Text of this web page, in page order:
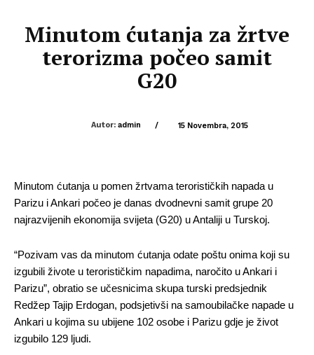
Minutom ćutanja za žrtve
terorizma počeo samit
G20
Autor: admin / 15 Novembra, 2015
Minutom ćutanja u pomen žrtvama terorističkih napada u
Parizu i Ankari počeo je danas dvodnevni samit grupe 20
najrazvijenih ekonomija svijeta (G20) u Antaliji u Turskoj.
“Pozivam vas da minutom ćutanja odate poštu onima koji su
izgubili živote u terorističkim napadima, naročito u Ankari i
Parizu”, obratio se učesnicima skupa turski predsjednik
Redžep Tajip Erdogan, podsjetivši na samoubilačke napade u
Ankari u kojima su ubijene 102 osobe i Parizu gdje je život
izgubilo 129 ljudi.